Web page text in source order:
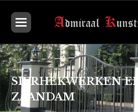
SIERHEKWERKEN
ZAANDAM